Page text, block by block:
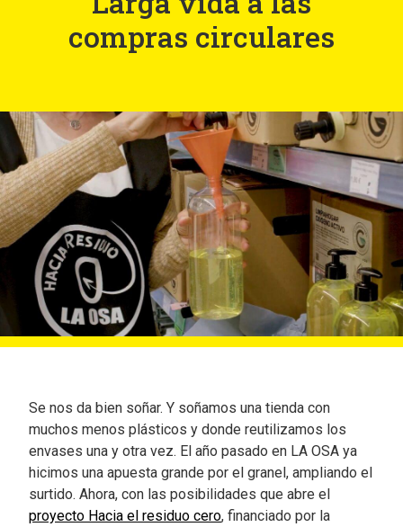
compras circulares
Se nos da bien soñar. Y soñamos una tienda con
muchos menos plásticos y donde reutilizamos los
envases una y otra vez. El año pasado en LA OSA ya
hicimos una apuesta grande por el granel, ampliando el
surtido. Ahora, con las posibilidades que abre el
proyecto Hacia el residuo cero, financiado por la